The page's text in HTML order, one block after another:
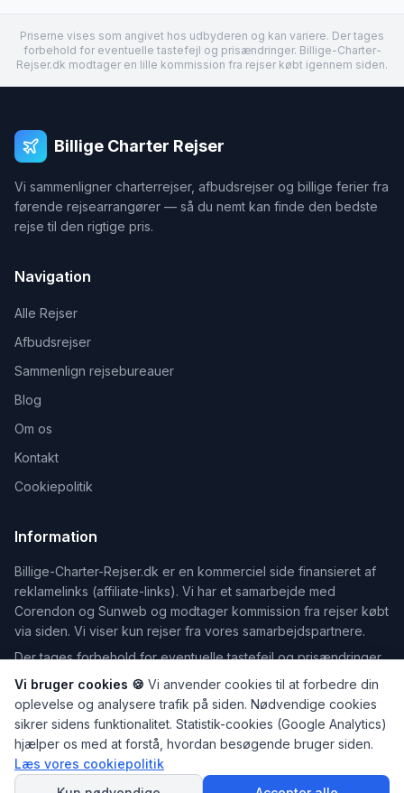
Priserne vises som angivet hos udbyderen og kan variere. Der tages
forbehold for eventuelle tastefejl og prisændringer. Billige-Charter-
Rejser.dk modtager en lille kommission fra rejser købt igennem siden.
Billige Charter Rejser
Vi sammenligner charterrejser, afbudsrejser og billige ferier fra
førende rejsearrangører — så du nemt kan finde den bedste
rejse til den rigtige pris.
Navigation
Alle Rejser
Afbudsrejser
Sammenlign rejsebureauer
Blog
Om os
Kontakt
Cookiepolitik
Information
Billige-Charter-Rejser.dk er en kommerciel side finansieret af
reklamelinks (affiliate-links). Vi har et samarbejde med
Corendon og Sunweb og modtager kommission fra rejser købt
via siden. Vi viser kun rejser fra vores samarbejdspartnere.
Der tages forbehold for eventuelle tastefejl og prisændringer.
© 2026Billige-Charter-Rejser.dk — Din guide til billige rejser
Dele af indholdet på dette website er udarbejdet med hjælp fra
kunstig intelligens. Læs mere på vores Om os-side.
SPØRG
AI Rejseguiden
Vi bruger cookies 🍪 Vi anvender cookies til at forbedre din
oplevelse og analysere trafik på siden. Nødvendige cookies
sikrer sidens funktionalitet. Statistik-cookies (Google Analytics)
hjælper os med at forstå, hvordan besøgende bruger siden.
Læs vores cookiepolitik